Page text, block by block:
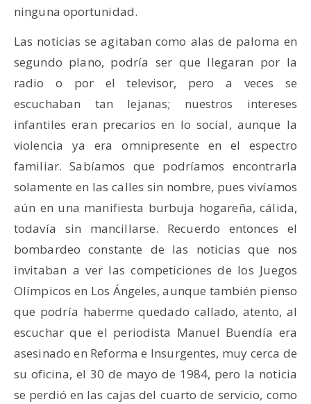
ninguna oportunidad.
Las noticias se agitaban como alas de paloma en
segundo plano, podría ser que llegaran por la
radio o por el televisor, pero a veces se
escuchaban tan lejanas; nuestros intereses
infantiles eran precarios en lo social, aunque la
violencia ya era omnipresente en el espectro
familiar. Sabíamos que podríamos encontrarla
solamente en las calles sin nombre, pues vivíamos
aún en una manifiesta burbuja hogareña, cálida,
todavía sin mancillarse. Recuerdo entonces el
bombardeo constante de las noticias que nos
invitaban a ver las competiciones de los Juegos
Olímpicos en Los Ángeles, aunque también pienso
que podría haberme quedado callado, atento, al
escuchar que el periodista Manuel Buendía era
asesinado en Reforma e Insurgentes, muy cerca de
su oficina, el 30 de mayo de 1984, pero la noticia
se perdió en las cajas del cuarto de servicio, como